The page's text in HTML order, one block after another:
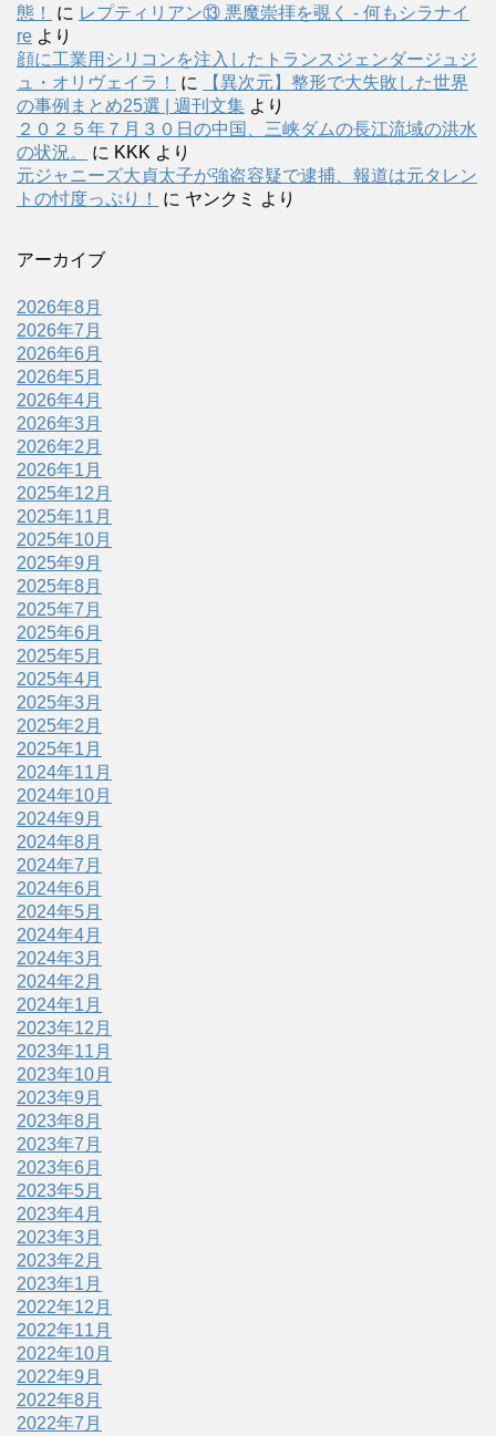
態！
に レプティリアン⑬ 悪魔崇拝を覗く - 何もシラナイ
re より
顔に工業用シリコンを注入したトランスジェンダージュジ
ュ・オリヴェイラ！
に
【異次元】整形で大失敗した世界
の事例まとめ25選 | 週刊文集 より
２０２５年７月３０日の中国、三峡ダムの長江流域の洪水
の状況。
に KKK より
元ジャニーズ大貞太子が強盗容疑で逮捕、報道は元タレン
トの忖度っぷり！
に ヤンクミ より
アーカイブ
2026年8月
2026年7月
2026年6月
2026年5月
2026年4月
2026年3月
2026年2月
2026年1月
2025年12月
2025年11月
2025年10月
2025年9月
2025年8月
2025年7月
2025年6月
2025年5月
2025年4月
2025年3月
2025年2月
2025年1月
2024年11月
2024年10月
2024年9月
2024年8月
2024年7月
2024年6月
2024年5月
2024年4月
2024年3月
2024年2月
2024年1月
2023年12月
2023年11月
2023年10月
2023年9月
2023年8月
2023年7月
2023年6月
2023年5月
2023年4月
2023年3月
2023年2月
2023年1月
2022年12月
2022年11月
2022年10月
2022年9月
2022年8月
2022年7月